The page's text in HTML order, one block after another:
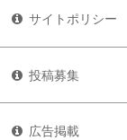
サイトポリシー
投稿募集
広告掲載